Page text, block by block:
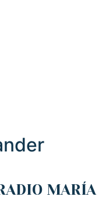
MARÍA